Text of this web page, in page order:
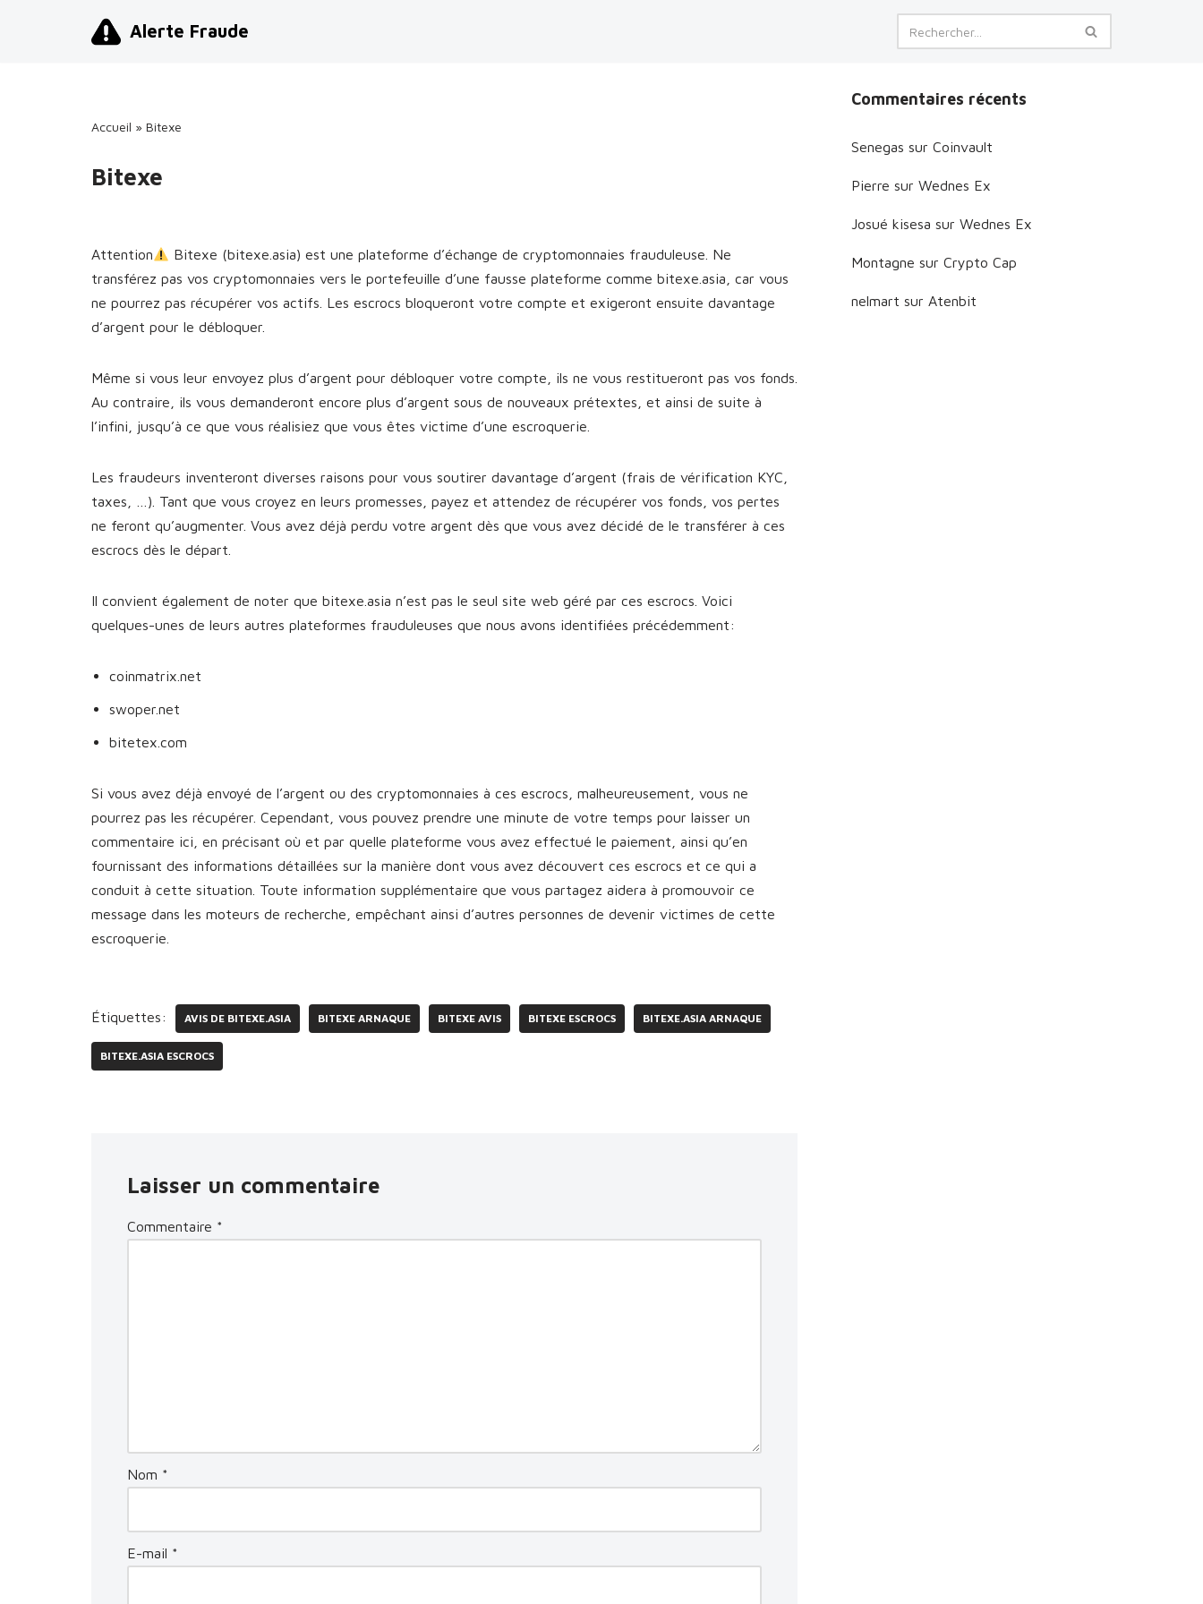
Alerte Fraude
Accueil » Bitexe
Bitexe
Attention
Bitexe (bitexe.asia) est une plateforme d’échange de cryptomonnaies frauduleuse. Ne
transférez pas vos cryptomonnaies vers le portefeuille d’une fausse plateforme comme bitexe.asia, car vous
ne pourrez pas récupérer vos actifs. Les escrocs bloqueront votre compte et exigeront ensuite davantage
d’argent pour le débloquer.
Même si vous leur envoyez plus d’argent pour débloquer votre compte, ils ne vous restitueront pas vos fonds.
Au contraire, ils vous demanderont encore plus d’argent sous de nouveaux prétextes, et ainsi de suite à
l’infini, jusqu’à ce que vous réalisiez que vous êtes victime d’une escroquerie.
Les fraudeurs inventeront diverses raisons pour vous soutirer davantage d’argent (frais de vérification KYC,
taxes, …). Tant que vous croyez en leurs promesses, payez et attendez de récupérer vos fonds, vos pertes
ne feront qu’augmenter. Vous avez déjà perdu votre argent dès que vous avez décidé de le transférer à ces
escrocs dès le départ.
Il convient également de noter que bitexe.asia n’est pas le seul site web géré par ces escrocs. Voici
quelques-unes de leurs autres plateformes frauduleuses que nous avons identifiées précédemment:
coinmatrix.net
swoper.net
bitetex.com
Si vous avez déjà envoyé de l’argent ou des cryptomonnaies à ces escrocs, malheureusement, vous ne
pourrez pas les récupérer. Cependant, vous pouvez prendre une minute de votre temps pour laisser un
commentaire ici, en précisant où et par quelle plateforme vous avez effectué le paiement, ainsi qu’en
fournissant des informations détaillées sur la manière dont vous avez découvert ces escrocs et ce qui a
conduit à cette situation. Toute information supplémentaire que vous partagez aidera à promouvoir ce
message dans les moteurs de recherche, empêchant ainsi d’autres personnes de devenir victimes de cette
escroquerie.
Étiquettes: AVIS DE BITEXE.ASIA BITEXE ARNAQUE BITEXE AVIS BITEXE ESCROCS BITEXE.ASIA ARNAQUE
BITEXE.ASIA ESCROCS
Laisser un commentaire
Commentaire *
Nom *
E-mail *
Commentaires récents
Senegas sur Coinvault
Pierre sur Wednes Ex
Josué kisesa sur Wednes Ex
Montagne sur Crypto Cap
nelmart sur Atenbit